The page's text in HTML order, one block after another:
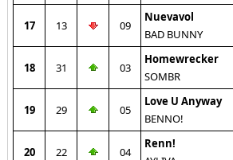
17 13 09
Nuevavol
BAD BUNNY
18 31 03
Homewrecker
SOMBR
19 29 05
Love U Anyway
BENNO!
20 22 04
Renn!